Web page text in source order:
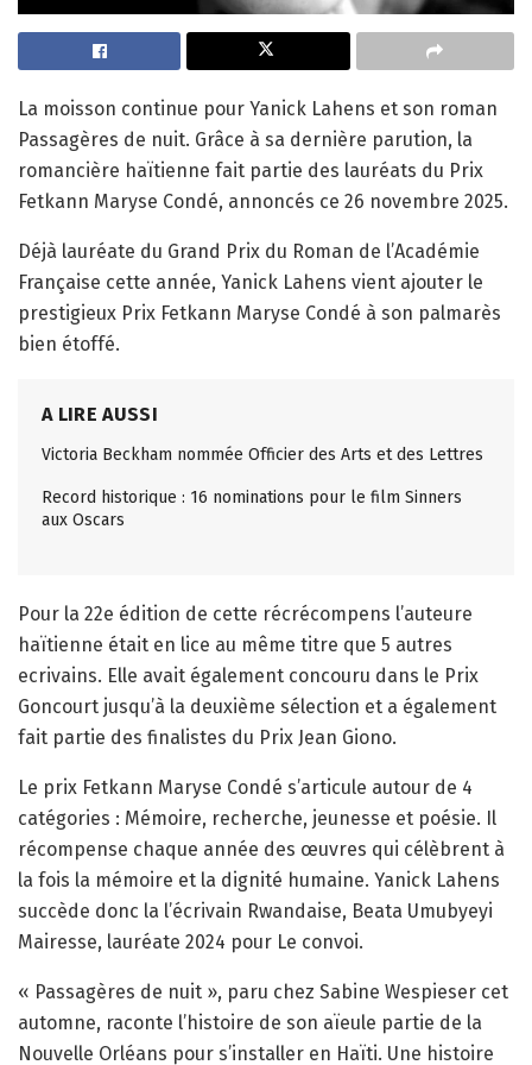
La moisson continue pour Yanick Lahens et son roman
Passagères de nuit. Grâce à sa dernière parution, la
romancière haïtienne fait partie des lauréats du Prix
Fetkann Maryse Condé, annoncés ce 26 novembre 2025.
Déjà lauréate du Grand Prix du Roman de l’Académie
Française cette année, Yanick Lahens vient ajouter le
prestigieux Prix Fetkann Maryse Condé à son palmarès
bien étoffé.
A LIRE AUSSI
Victoria Beckham nommée Officier des Arts et des Lettres
Record historique : 16 nominations pour le film Sinners
aux Oscars
Pour la 22e édition de cette récrécompens l’auteure
haïtienne était en lice au même titre que 5 autres
ecrivains. Elle avait également concouru dans le Prix
Goncourt jusqu’à la deuxième sélection et a également
fait partie des finalistes du Prix Jean Giono.
Le prix Fetkann Maryse Condé s’articule autour de 4
catégories : Mémoire, recherche, jeunesse et poésie. Il
récompense chaque année des œuvres qui célèbrent à
la fois la mémoire et la dignité humaine. Yanick Lahens
succède donc la l’écrivain Rwandaise, Beata Umubyeyi
Mairesse, lauréate 2024 pour Le convoi.
« Passagères de nuit », paru chez Sabine Wespieser cet
automne, raconte l’histoire de son aïeule partie de la
Nouvelle Orléans pour s’installer en Haïti. Une histoire